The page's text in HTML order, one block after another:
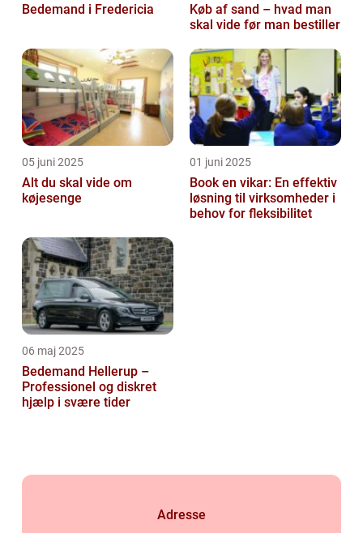
Bedemand i Fredericia
Køb af sand – hvad man
skal vide før man bestiller
05 juni 2025
Alt du skal vide om
køjesenge
01 juni 2025
Book en vikar: En effektiv
løsning til virksomheder i
behov for fleksibilitet
06 maj 2025
Bedemand Hellerup –
Professionel og diskret
hjælp i svære tider
Adresse